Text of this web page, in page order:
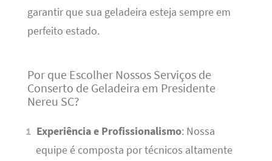
garantir que sua geladeira esteja sempre em
perfeito estado.
Por que Escolher Nossos Serviços de
Conserto de Geladeira em Presidente
Nereu SC?
Experiência e Profissionalismo: Nossa
equipe é composta por técnicos altamente